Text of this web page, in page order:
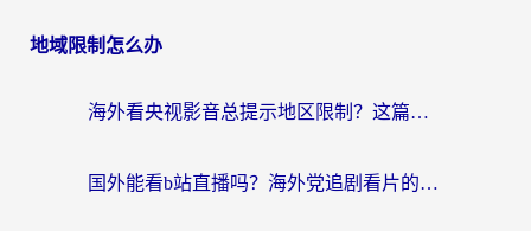
地域限制怎么办
海外看央视影音总提示地区限制？这篇教你选对回国加速器，流畅追剧不踩坑
国外能看b站直播吗？海外党追剧看片的终极解决方案来了